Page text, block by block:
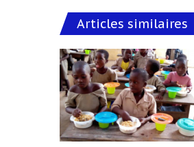
Articles similaires